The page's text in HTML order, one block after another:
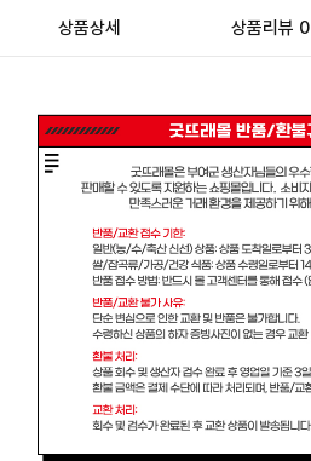
상품상세 상품리뷰 0